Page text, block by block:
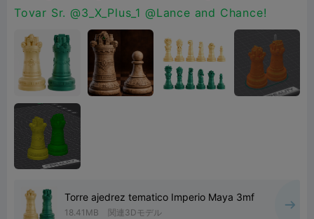
Tovar Sr. @3_X_Plus_1 @Lance and Chance!
Torre ajedrez tematico Imperio Maya 3mf
18.41MB 関連3Dモデル